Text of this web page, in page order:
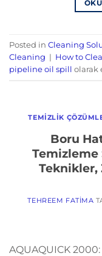
Posted in Cleaning
Cleaning | How to
pipeline oil spill olarak
TEMIZLIK
Boru
Temizleme
Teknikler,
TEHREEM FATIMA
AQUAQUICK 2000: